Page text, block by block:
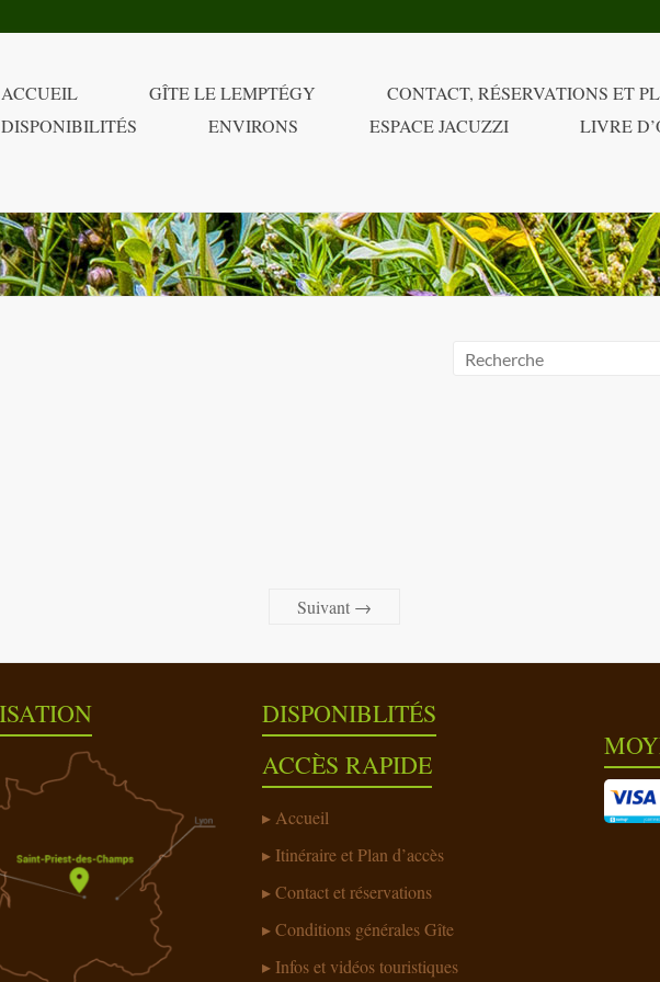
ACCUEIL GÎTE LE LEMPTÉGY
CONTACT, RÉSERVATIONS ET
DISPONIBILITÉS
ENVIRONS ESPACE JACUZZI LIVRE
Suivant →
DISPONIBLITÉS
ACCÈS RAPIDE
Accueil
Itinéraire et Plan d’accès
Contact et réservations
Conditions générales Gîte
Infos et vidéos touristiques